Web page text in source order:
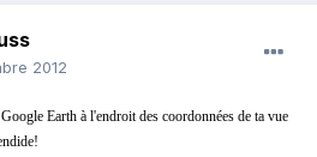
2012
Google Earth à l'endroit des coordonnées de ta vue